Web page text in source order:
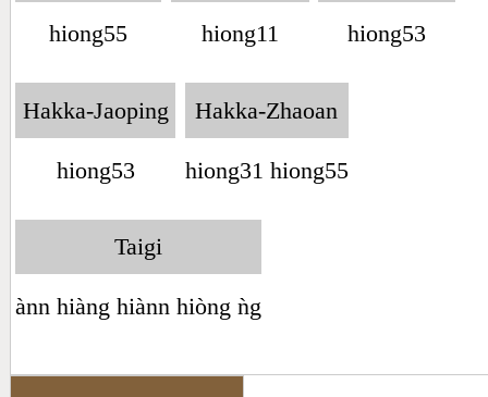
hiong55 hiong11 hiong53
Hakka-Jaoping
hiong53
Hakka-Zhaoan
hiong31 hiong55
Taigi
ànn hiàng hiànn hiòng ǹg